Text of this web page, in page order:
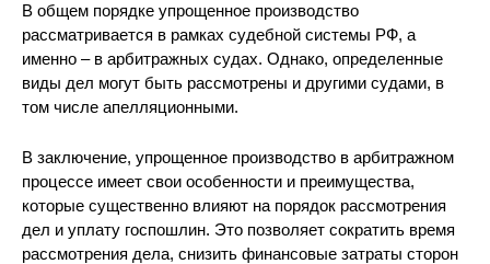
В общем порядке упрощенное производство
рассматривается в рамках судебной системы РФ, а
именно – в арбитражных судах. Однако, определенные
виды дел могут быть рассмотрены и другими судами, в
том числе апелляционными.
В заключение, упрощенное производство в арбитражном
процессе имеет свои особенности и преимущества,
которые существенно влияют на порядок рассмотрения
дел и уплату госпошлин. Это позволяет сократить время
рассмотрения дела, снизить финансовые затраты сторон